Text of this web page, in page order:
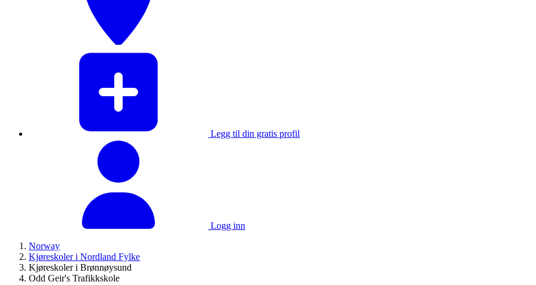
Legg til din gratis profil
Logg inn
Norway
Kjøreskoler i Nordland Fylke
Kjøreskoler i Brønnøysund
Odd Geir's Trafikkskole